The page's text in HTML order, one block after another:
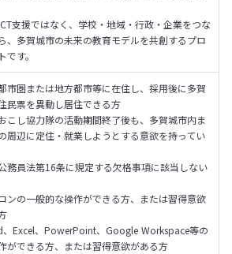
支援ではなく、学校・地域・行政・企業をつな
、多賀城市の未来の教育モデルを共創するプロ
です。
市圏または地方都市等に在住し、採用後に多賀
民票を異動し居住できる方
こし協力隊の活動期間終了後も、多賀城市内ま
周辺に定住・就業しようとする意欲を持ってい
務員法第16条に規定する欠格事項に該当しない
ンの一般的な操作ができる方、または習得意欲
、Excel、PowerPoint、Google Workspace等の
ができる方、または習得意欲がある方